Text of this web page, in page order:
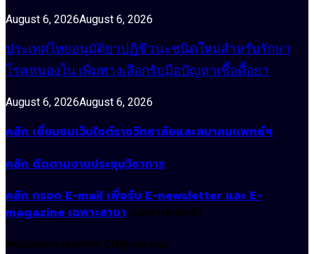
August 6, 2026August 6, 2026
ประเทศไทยอนุมัติยาปฏิชีวนะชนิดใหม่สำหรับรักษา
โรคหนองใน เพิ่มทางเลือกรับมือปัญหาเชื้อดื้อยา
August 6, 2026August 6, 2026
คลิก เยี่ยมชมเว็บไซต์ราชวิทยาลัยและสมาคมแพทย์ฯ
คลิก ติดตามงานประชุมวิชาการ
คลิก กรอก E-mail เพื่อรับ E-newsletter และ E-
magazine เฉพาะสาขา (เฉพาะแพทย์)
สนับสนุนการจัดทำ CIMjournal